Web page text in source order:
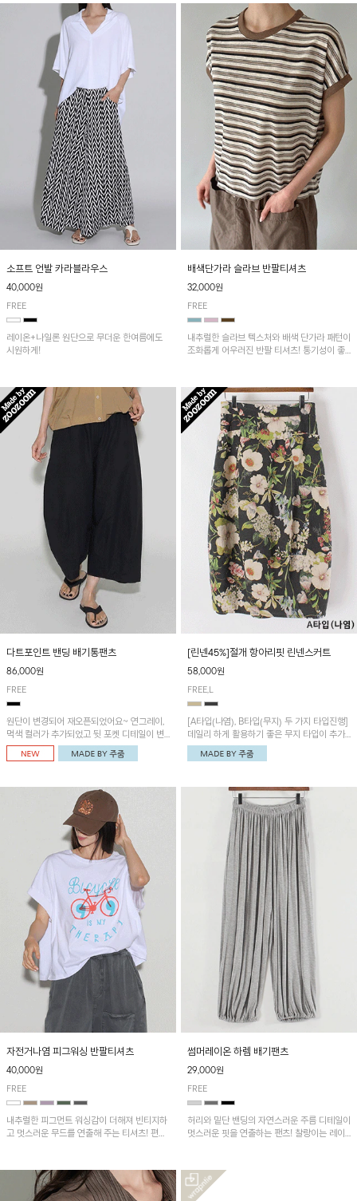
소프트 언발 카라블라우스
40,000원
FREE
레이온+나일론 원단으로 무더운 한여름에도
시원하게!
배색단가라 슬라브 반팔티셔츠
32,000원
FREE
내추럴한 슬라브 텍스처와 배색 단가라 패턴이
조화롭게 어우러진 반팔 티셔츠! 통기성이 좋
다트포인트 밴딩 배기통팬츠
86,000원
FREE
원단이 변경되어 재오픈되었어요~ 연그레이,
먹색 컬러가 추가되었고 뒷 포켓 디테일이 변
경되었습니다~가볍고 시원하게 착용되는 배
기통팬츠! 허리밴딩과 여유로운 통으로 편안해
[린넨45%]절개 항아리핏 린넨스커트
58,000원
FREE,L
[A타입(나염), B타입(무지) 두 가지 타입진행]
데일리 하게 활용하기 좋은 무지 타입이 추가
되었어요~ 볼륨감 있는 항아리핏 실루엣이 유
니크하며 포켓디테일이 POINT!
자전거나염 피그워싱 반팔티셔츠
40,000원
FREE
내추럴한 피그먼트 워싱감이 더해져 빈티지하
고 멋스러운 무드를 연출해 주는 티셔츠! 편안
썸머레이온 하렘 배기팬츠
29,000원
FREE
허리와 밑단 밴딩의 자연스러운 주름 디테일이
멋스러운 핏을 연출하는 팬츠! 찰랑이는 레이
기기 좋은 아이템입니다~